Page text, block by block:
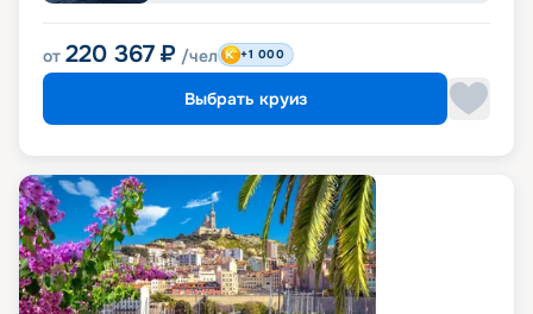
от 220 367 ₽ /чел +1 000
Выбрать круиз